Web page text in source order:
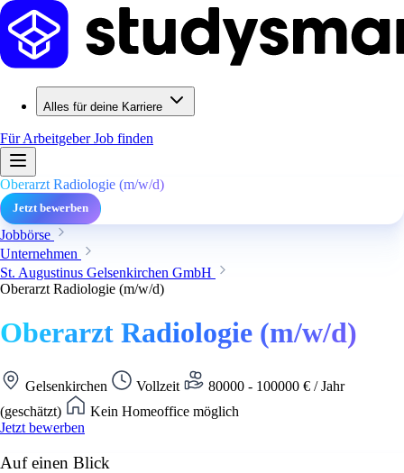
Alles für deine Karriere
Für ArbeitgeberJob finden
Oberarzt Radiologie (m/w/d)
Jetzt bewerben
Jobbörse
Unternehmen
St. Augustinus Gelsenkirchen GmbH
Oberarzt Radiologie (m/w/d)
Oberarzt Radiologie (m/w/d)
Gelsenkirchen Vollzeit
80000 - 100000 € / Jahr
(geschätzt)
Kein Homeoffice möglich
Jetzt bewerben
Auf einen Blick